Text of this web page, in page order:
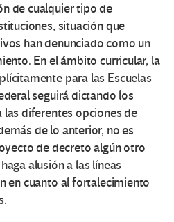
de cualquier tipo de
situación que
han denunciado como un
En el ámbito curricular, la
para las Escuelas
seguirá dictando los
diferentes opciones de
de lo anterior, no es
de decreto algún otro
alusión a las líneas
en cuanto al fortalecimiento